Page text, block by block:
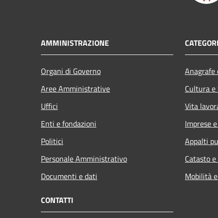
AMMINISTRAZIONE
Organi di Governo
Aree Amministrative
Uffici
Enti e fondazioni
Politici
Personale Amministrativo
Documenti e dati
Cultura
Vita
Imprese
Appalti
Catasto
Mobilità
CONTATTI